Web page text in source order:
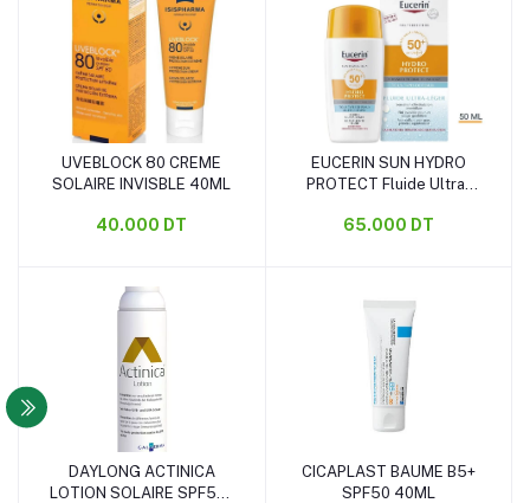
Ajouter au panier
UVEBLOCK 80 CREME
SOLAIRE INVISBLE 40ML
40.000 DT
Ajouter au panier
EUCERIN SUN HYDRO
PROTECT Fluide Ultra-
65.000 DT
Ajouter au panier
DAYLONG ACTINICA
LOTION SOLAIRE SPF50+
Ajouter au panier
CICAPLAST BAUME B5+
SPF50 40ML